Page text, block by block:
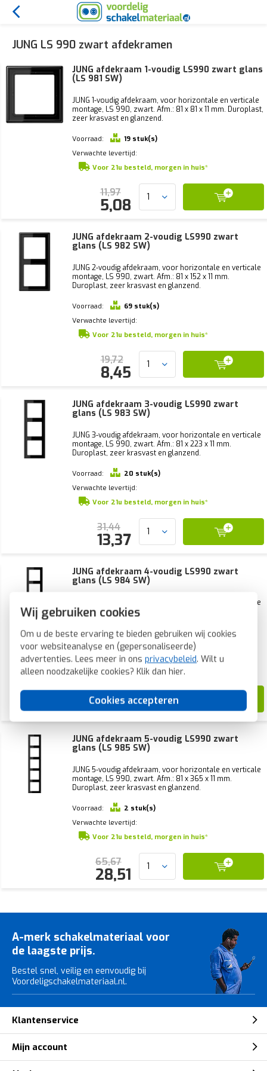
Wij gebruiken cookies
Om u de beste ervaring te bieden gebruiken wij cookies
voor websiteanalyse en (gepersonaliseerde)
advertenties. Lees meer in ons privacybeleid. Wilt u
alleen noodzakelijke cookies? Klik dan hier.
Cookies accepteren
JUNG LS 990 zwart afdekramen
JUNG afdekraam 1-voudig LS990 zwart glans
(LS 981 SW)
JUNG 1-voudig afdekraam, voor horizontale en verticale
montage, LS 990, zwart. Afm.: 81 x 81 x 11 mm. Duroplast,
zeer krasvast en glanzend.
Voorraad:
19 stuk(s)
Verwachte levertijd:
Voor 21u besteld, morgen in huis*
11,97
5,08
JUNG afdekraam 2-voudig LS990 zwart
glans (LS 982 SW)
JUNG 2-voudig afdekraam, voor horizontale en verticale
montage, LS 990, zwart. Afm.: 81 x 152 x 11 mm.
Duroplast, zeer krasvast en glanzend.
Voorraad:
69 stuk(s)
Verwachte levertijd:
Voor 21u besteld, morgen in huis*
19,72
8,45
JUNG afdekraam 3-voudig LS990 zwart
glans (LS 983 SW)
JUNG 3-voudig afdekraam, voor horizontale en verticale
montage, LS 990, zwart. Afm.: 81 x 223 x 11 mm.
Duroplast, zeer krasvast en glanzend.
Voorraad:
20 stuk(s)
Verwachte levertijd:
Voor 21u besteld, morgen in huis*
31,44
13,37
JUNG afdekraam 4-voudig LS990 zwart
glans (LS 984 SW)
JUNG 4-voudig afdekraam, voor horizontale en verticale
montage, LS990, zwart. Afm.: 81 x 294 x 11 mm.
Duroplast, zeer krasvast en glanzend.
Voorraad:
12 stuk(s)
Verwachte levertijd:
Voor 21u besteld, morgen in huis*
46,91
20,50
JUNG afdekraam 5-voudig LS990 zwart
glans (LS 985 SW)
JUNG 5-voudig afdekraam, voor horizontale en verticale
montage, LS 990, zwart. Afm.: 81 x 365 x 11 mm.
Duroplast, zeer krasvast en glanzend.
Voorraad:
2 stuk(s)
Verwachte levertijd:
Voor 21u besteld, morgen in huis*
65,67
28,51
A-merk schakelmateriaal voor
de laagste prijs.
Bestel snel, veilig en eenvoudig bij
Voordeligschakelmateriaal.nl.
Klantenservice
Mijn account